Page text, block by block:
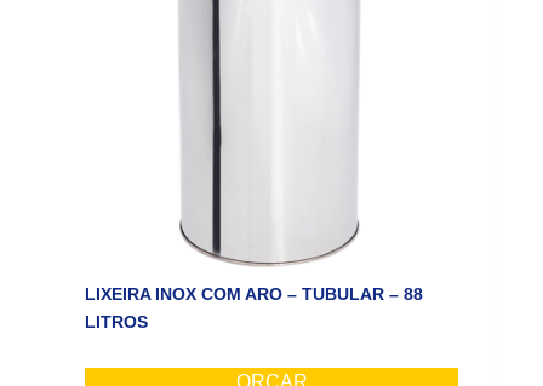
LIXEIRA INOX COM ARO – TUBULAR – 88
LITROS
ORÇAR